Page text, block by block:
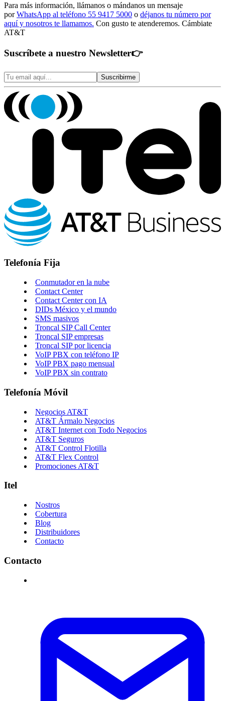
Para más información, llámanos o mándanos un mensaje
porWhatsApp al teléfono 55 9417 5000 o déjanos tu número por
aquí y nosotros te llamamos. Con gusto te atenderemos. Cámbiate
AT&T
Suscríbete a nuestro Newsletter👉
Suscribirme
Telefonía Fija
Conmutador en la nube
Contact Center
Contact Center con IA
DIDs México y el mundo
SMS masivos
Troncal SIP Call Center
Troncal SIP empresas
Troncal SIP por licencia
VoIP PBX con teléfono IP
VoIP PBX pago mensual
VoIP PBX sin contrato
Telefonía Móvil
Negocios AT&T
AT&T Ármalo Negocios
AT&T Internet con Todo Negocios
AT&T Seguros
AT&T Control Flotilla
AT&T Flex Control
Promociones AT&T
Itel
Nostros
Cobertura
Blog
Distribuidores
Contacto
Contacto